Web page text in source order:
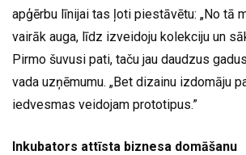
apģērbu līnijai tas ļoti piestāvētu: „No tā
vairāk auga, līdz izveidoju kolekciju un
Pirmo šuvusi pati, taču jau daudzus
vada uzņēmumu. „Bet dizainu izdomāju
iedvesmas veidojam prototipus.”
Inkubators attīsta biznesa domāšanu